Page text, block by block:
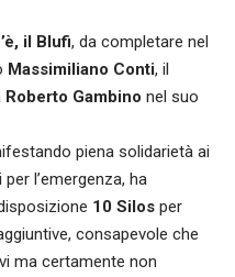
il Blufi, da completare nel
Massimiliano Conti, il
Roberto Gambino nel suo
piena solidarietà ai
l’emergenza, ha
10 Silos per
consapevole che
ma certamente non